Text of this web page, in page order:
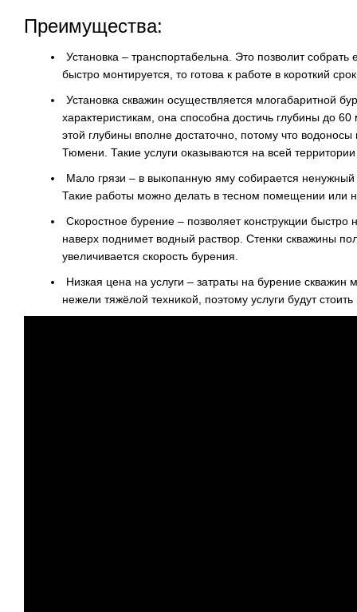
Преимущества:
Установка – транспортабельна. Это позволит
быстро монтируется, то готова к работе в короткий
Установка скважин осуществляется млогабаритной
характеристикам, она способна достичь глубины до
этой глубины вполне достаточно, потому что
Тюмени. Такие услуги оказываются на всей
Мало грязи – в выкопанную яму собирается ненужный
Такие работы можно делать в тесном помещении или
Скоростное бурение – позволяет конструкции
наверх поднимет водный раствор. Стенки скважины
увеличивается скорость бурения.
Низкая цена на услуги – затраты на бурение скважин
нежели тяжёлой техникой, поэтому услуги будут